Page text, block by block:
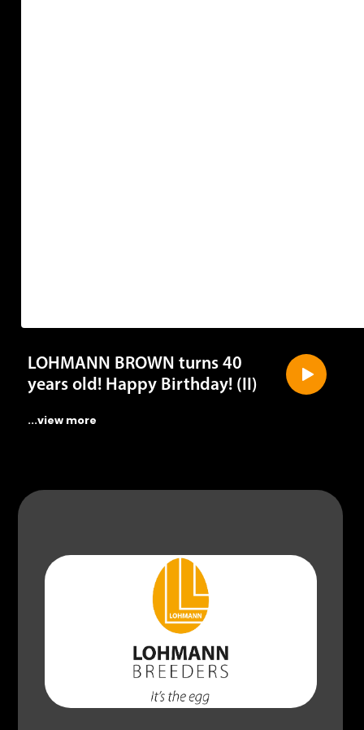
LOHMANN BROWN turns 40
years old! Happy Birthday! (II)
...view more